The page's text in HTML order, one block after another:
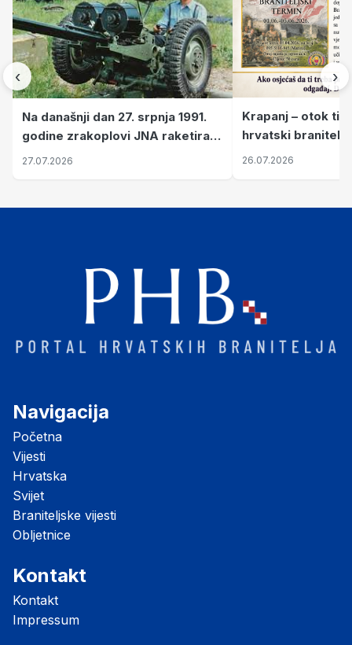
‹
Na današnji dan 27. srpnja 1991.
godine zrakoplovi JNA raketirali
su vojarnu i obučni centar "Nikola
27.07.2026
Krapanj – otok
hrvatski branitelji
pronalaze mir
26.07.2026
›
Navigacija
Početna
Vijesti
Hrvatska
Svijet
Braniteljske vijesti
Obljetnice
Kontakt
Kontakt
Impressum